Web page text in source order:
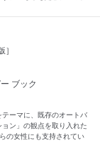
］
ブック
テーマに、既存のオートバ
ン」の観点を取り入れた
の女性にも支持されてい